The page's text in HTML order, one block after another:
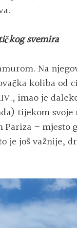
svemira
Na
koliba od
imao je
tijekom
– mjesto
još važnije,